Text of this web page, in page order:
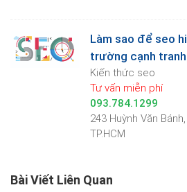
Làm sao để seo
trường cạnh
Kiến thức seo
Tư vấn miễn phí
093.784.1299
243 Huỳnh Văn
TP.HCM
Bài Viết Liên Quan